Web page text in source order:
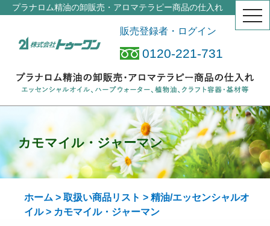
プラナロム精油の卸販売・アロマテラピー商品の仕入れ
販売登録者・ログイン
0120-221-731
カモマイル・ジャーマン
ホーム > 取扱い商品リスト > 精油/エッセンシャルオ
イル> カモマイル・ジャーマン